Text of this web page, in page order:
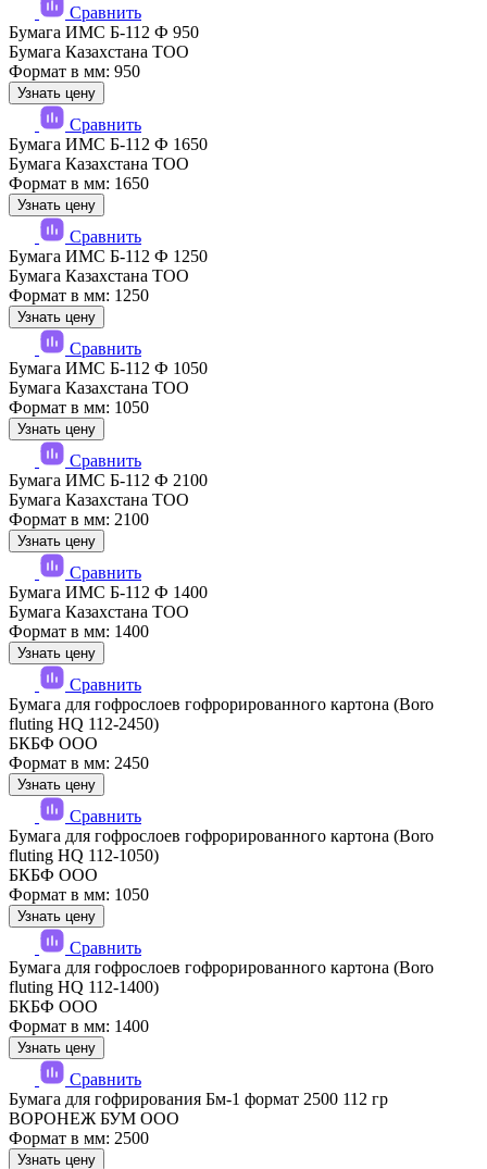
Сравнить
Бумага ИМС Б-112 Ф 950
Бумага Казахстана ТОО
Формат в мм: 950
Узнать цену
Сравнить
Бумага ИМС Б-112 Ф 1650
Бумага Казахстана ТОО
Формат в мм: 1650
Узнать цену
Сравнить
Бумага ИМС Б-112 Ф 1250
Бумага Казахстана ТОО
Формат в мм: 1250
Узнать цену
Сравнить
Бумага ИМС Б-112 Ф 1050
Бумага Казахстана ТОО
Формат в мм: 1050
Узнать цену
Сравнить
Бумага ИМС Б-112 Ф 2100
Бумага Казахстана ТОО
Формат в мм: 2100
Узнать цену
Сравнить
Бумага ИМС Б-112 Ф 1400
Бумага Казахстана ТОО
Формат в мм: 1400
Узнать цену
Сравнить
Бумага для гофрослоев гофрорированного картона (Boro
fluting HQ 112-2450)
БКБФ ООО
Формат в мм: 2450
Узнать цену
Сравнить
Бумага для гофрослоев гофрорированного картона (Boro
fluting HQ 112-1050)
БКБФ ООО
Формат в мм: 1050
Узнать цену
Сравнить
Бумага для гофрослоев гофрорированного картона (Boro
fluting HQ 112-1400)
БКБФ ООО
Формат в мм: 1400
Узнать цену
Сравнить
Бумага для гофрирования Бм-1 формат 2500 112 гр
ВОРОНЕЖ БУМ ООО
Формат в мм: 2500
Узнать цену